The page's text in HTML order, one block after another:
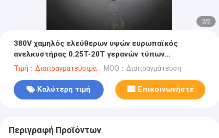
2/2
380V χαμηλός ελεύθερων υψών ευρωπαϊκός
ανελκυστήρας 0.25T-20T γερανών τύπων
ηλεκτρικός
Τιμή：Διαπραγματεύσιμα MOQ：Διαπραγμάτευση
Καλύτερη τιμή Επικοινωνήστε
Περιγραφή Προϊόντων